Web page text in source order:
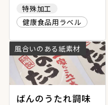
特殊加工
健康食品用ラベル
風合いのある紙素材
ばんのうたれ調味